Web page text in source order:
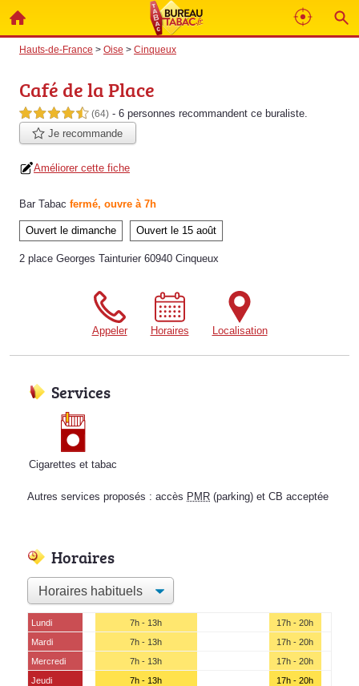
Hauts-de-France > Oise > Cinqueux
Café de la Place
4,5 étoiles sur 5 (64) - 6 personnes recommandent ce buraliste.
Je recommande
Améliorer cette fiche
Bar Tabac fermé, ouvre à 7h
Ouvert le dimanche Ouvert le 15 août
2 place Georges Tainturier 60940 Cinqueux
Appeler Horaires Localisation
Services
Cigarettes et tabac
Autres services proposés : accès PMR (parking) et CB acceptée
Horaires
Lundi 7h - 13h
17h - 20h
Mardi
7h - 13h
17h - 20h
Mercredi
7h - 13h
17h - 20h
Jeudi
7h - 13h
17h - 20h